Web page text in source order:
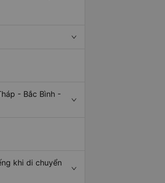
- Bắc Bình -
khi di chuyển